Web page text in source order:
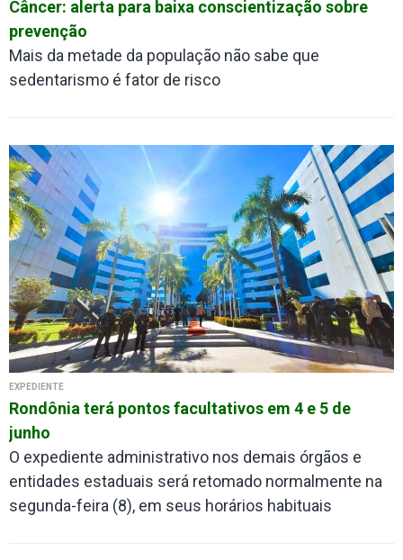
Câncer: alerta para baixa conscientização sobre
prevenção
Mais da metade da população não sabe que
sedentarismo é fator de risco
EXPEDIENTE
Rondônia terá pontos facultativos em 4 e 5 de
junho
O expediente administrativo nos demais órgãos e
entidades estaduais será retomado normalmente na
segunda-feira (8), em seus horários habituais